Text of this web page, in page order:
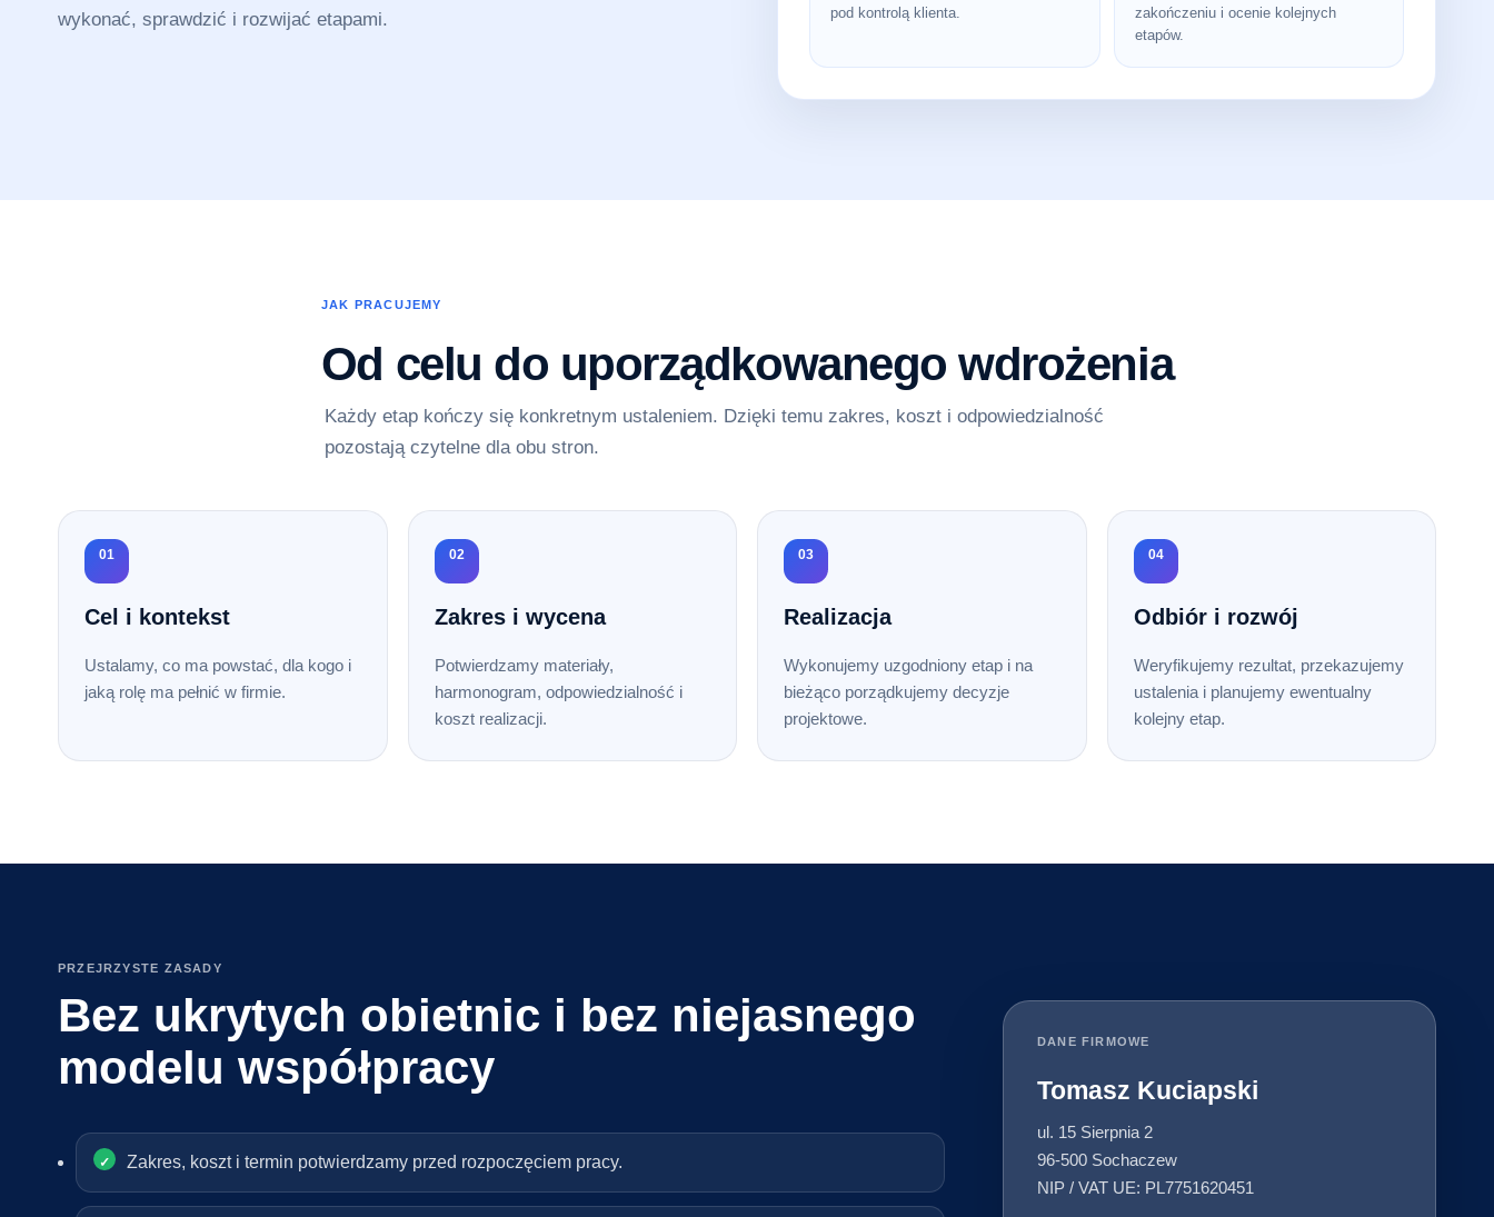
wykonać, sprawdzić i rozwijać etapami.
pod kontrolą klienta.
zakończeniu i ocenie kolejnych
etapów.
JAK PRACUJEMY
Od celu do uporządkowanego wdrożenia
Każdy etap kończy się konkretnym ustaleniem. Dzięki temu zakres, koszt i odpowiedzialność
pozostają czytelne dla obu stron.
01
Cel i kontekst
Ustalamy, co ma powstać, dla kogo i
jaką rolę ma pełnić w firmie.
02
Zakres i wycena
Potwierdzamy materiały,
harmonogram, odpowiedzialność i
koszt realizacji.
03
Realizacja
Wykonujemy uzgodniony etap i na
bieżąco porządkujemy decyzje
projektowe.
04
Odbiór i rozwój
Weryfikujemy rezultat, przekazujemy
ustalenia i planujemy ewentualny
kolejny etap.
PRZEJRZYSTE ZASADY
Bez ukrytych obietnic i bez niejasnego
modelu współpracy
Zakres, koszt i termin potwierdzamy przed rozpoczęciem pracy.
DANE FIRMOWE
Tomasz Kuciapski
ul. 15 Sierpnia 2
96-500 Sochaczew
NIP / VAT UE: PL7751620451